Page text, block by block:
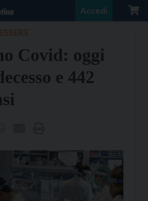
Accedi
Covid: oggi
e 442